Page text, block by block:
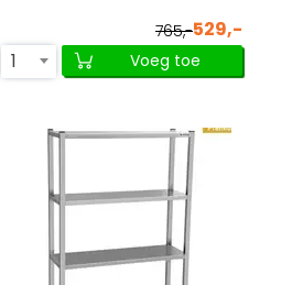
765,-529,-
1
Voeg toe